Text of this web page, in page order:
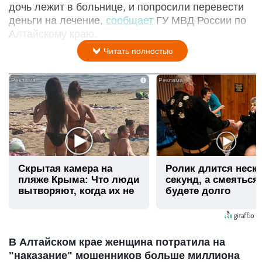
дочь лежит в больнице, и попросили перевести
деньги на лечение, сообщает ГУ МВД России по
Алтайскому краю.
Читать полностью
i
Скрытая камера на
пляже Крыма: Что люди
вытворяют, когда их не
Ролик длится
секунд, а
будете долго
В Алтайском крае женщина потратила на
"наказание" мошенников больше миллиона